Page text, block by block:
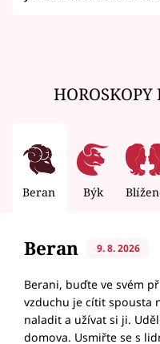
Beran Býk
Beran 9. 8. 2026
Berani, buďte ve svém
vzduchu je cítit spousta
naladit a užívat si ji.
domova. Usmiřte se s